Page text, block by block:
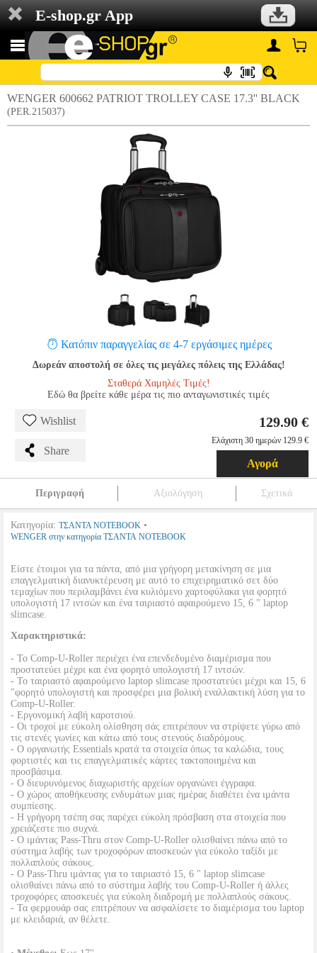
E-shop.gr App
WENGER 600662 PATRIOT TROLLEY CASE 17.3'' BLACK
(PER.215037)
Κατόπιν παραγγελίας σε 4-7 εργάσιμες ημέρες
Δωρεάν αποστολή σε όλες τις μεγάλες πόλεις της Ελλάδας!
Σταθερά Χαμηλές Τιμές!
Εδώ θα βρείτε κάθε μέρα τις πιο ανταγωνιστικές τιμές
Wishlist
Share
129.90 €
Ελάχιστη 30 ημερών 129.9 €
Αγορά
Περιγραφή Αξιολόγηση Σχετικά
Κατηγορία: ΤΣΑΝΤΑ NOTEBOOK •
WENGER στην κατηγορία ΤΣΑΝΤΑ NOTEBOOK
Είστε έτοιμοι για τα πάντα, από μια γρήγορη μετακίνηση σε μια
επαγγελματική διανυκτέρευση με αυτό το επιχειρηματικό σετ δύο
τεμαχίων που περιλαμβάνει ένα κυλιόμενο χαρτοφύλακα για φορητό
υπολογιστή 17 ιντσών και ένα ταιριαστό αφαιρούμενο 15, 6 " laptop
slimcase.
Χαρακτηριστικά:
- Το Comp-U-Roller περιέχει ένα επενδεδυμένο διαμέρισμα που
προστατεύει μέχρι και ένα φορητό υπολογιστή 17 ιντσών.
- Το ταιριαστό αφαιρούμενο laptop slimcase προστατεύει μέχρι και 15, 6
"φορητό υπολογιστή και προσφέρει μια βολική εναλλακτική λύση για το
Comp-U-Roller.
- Εργονομική λαβή καροτσιού.
- Οι τροχοί με εύκολη ολίσθηση σάς επιτρέπουν να στρίψετε γύρω από
τις στενές γωνίες και κάτω από τους στενούς διαδρόμους.
- Ο οργανωτής Essentials κρατά τα στοιχεία όπως τα καλώδια, τους
φορτιστές και τις επαγγελματικές κάρτες τακτοποιημένα και
προσβάσιμα.
- Ο διευρυνόμενος διαχωριστής αρχείων οργανώνει έγγραφα.
- Ο χώρος αποθήκευσης ενδυμάτων μιας ημέρας διαθέτει ένα ιμάντα
συμπίεσης.
- Η γρήγορη τσέπη σας παρέχει εύκολη πρόσβαση στα στοιχεία που
χρειάζεστε πιο συχνά.
- Ο ιμάντας Pass-Thru στον Comp-U-Roller ολισθαίνει πάνω από το
σύστημα λαβής των τροχοφόρων αποσκευών για εύκολο ταξίδι με
πολλαπλούς σάκους.
- Ο Pass-Thru ιμάντας για το ταιριαστό 15, 6 " laptop slimcase
ολισθαίνει πάνω από το σύστημα λαβής του Comp-U-Roller ή άλλες
τροχοφόρες αποσκευές για εύκολη διαδρομή με πολλαπλούς σάκους.
- Τα φερμουάρ σας επιτρέπουν να ασφαλίσετε το διαμέρισμα του laptop
με κλειδαριά, αν θέλετε.